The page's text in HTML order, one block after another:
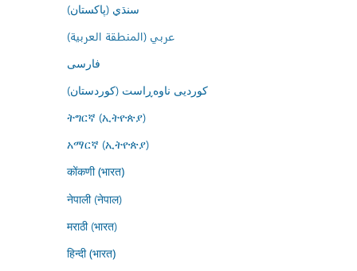
سنڌي (پاکستان)
عربي (المنطقة العربية)
فارسى
کوردیی ناوەڕاست (کوردستان)
ትግርኛ (ኢትዮጵያ)
አማርኛ (ኢትዮጵያ)
कोंकणी (भारत)
नेपाली (नेपाल)
मराठी (भारत)
हिन्दी (भारत)